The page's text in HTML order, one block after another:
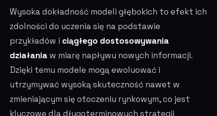
Wysoka dokładność modeli głębokich to efekt ich
zdolności do uczenia się na podstawie
przykładów i ciągłego dostosowywania
działania w miarę napływu nowych informacji.
Dzięki temu modele mogą ewoluować i
utrzymywać wysoką skuteczność nawet w
zmieniającym się otoczeniu rynkowym, co jest
kluczowe dla długoterminowych strategii